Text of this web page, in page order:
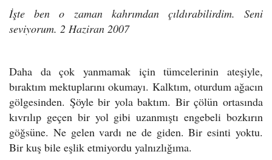
İşte ben o zaman kahrımdan çıldırabilirdim. Seni
seviyorum. 2 Haziran 2007
Daha da çok yanmamak için tümcelerinin ateşiyle,
bıraktım mektuplarını okumayı. Kalktım, oturdum ağacın
gölgesinden. Şöyle bir yola baktım. Bir çölün ortasında
kıvrılıp geçen bir yol gibi uzanmıştı engebeli bozkırın
göğsüne. Ne gelen vardı ne de giden. Bir esinti yoktu.
Bir kuş bile eşlik etmiyordu yalnızlığıma.